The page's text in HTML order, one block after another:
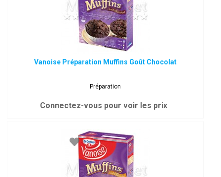
Vanoise Préparation Muffins Goût Chocolat
Préparation
Connectez-vous pour voir les prix